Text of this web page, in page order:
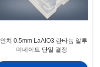
치 0.5mm LaAlO3 란타늄 알루
미네이트 단일 결정